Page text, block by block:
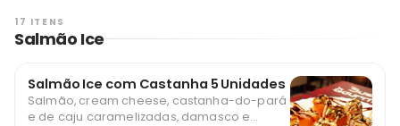
17 ITENS
Salmão Ice
Salmão Ice com Castanha 5 Unidades
Salmão, cream cheese, castanha-do-pará
e de caju caramelizadas, damasco e